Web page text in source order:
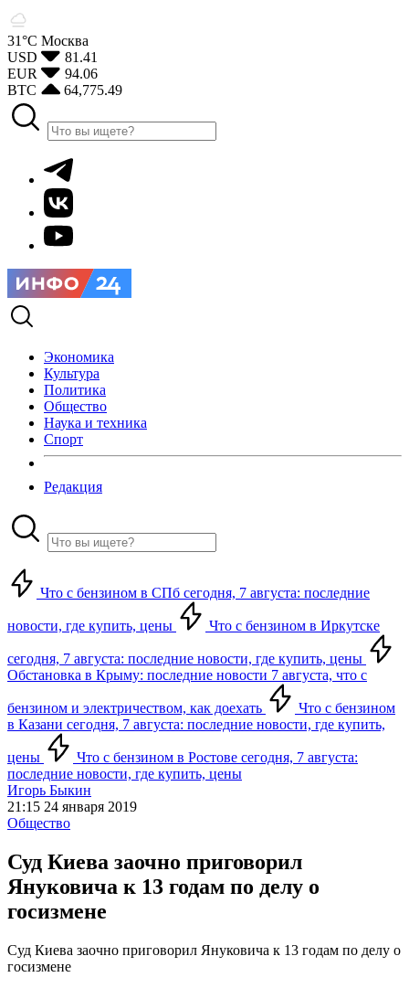
31°С Москва
USD
81.41
EUR
94.06
BTC
64,775.49
Экономика
Культура
Политика
Общество
Наука и техника
Спорт
Редакция
Что с бензином в СПб сегодня, 7 августа: последние
новости, где купить, цены Что с бензином в Иркутске
сегодня, 7 августа: последние новости, где купить, цены
Обстановка в Крыму: последние новости 7 августа, что с
бензином и электричеством, как доехать
Что с бензином
в Казани сегодня, 7 августа: последние новости, где купить,
цены
Что с бензином в Ростове сегодня, 7 августа:
последние новости, где купить, цены
Игорь Быкин
21:15 24 января 2019
Общество
Суд Киева заочно приговорил
Януковича к 13 годам по делу о
госизмене
Суд Киева заочно приговорил Януковича к 13 годам по делу о
госизмене